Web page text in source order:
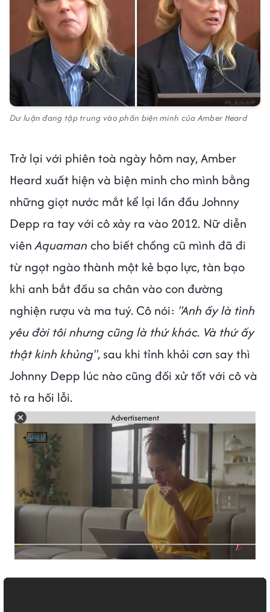
Dư luận đang tập trung vào phần biện minh của Amber Heard
Trở lại với phiên toà ngày hôm nay, Amber
Heard xuất hiện và biện minh cho mình bằng
những giọt nước mắt kể lại lần đầu Johnny
Depp ra tay với cô xảy ra vào 2012. Nữ diễn
viênAquaman cho biết chồng cũ mình đã đi
từ ngọt ngào thành một kẻ bạo lực, tàn bạo
khi anh bắt đầu sa chân vào con đường
nghiện rượu và ma tuý. Cô nói: "Anh ấy là tình
yêu đời tôi nhưng cũng là thứ khác. Và thứ ấy
thật kinh khủng", sau khi tỉnh khỏi cơn say thì
Johnny Depp lúc nào cũng đối xử tốt với cô và
tỏ ra hối lỗi.
Advertisement